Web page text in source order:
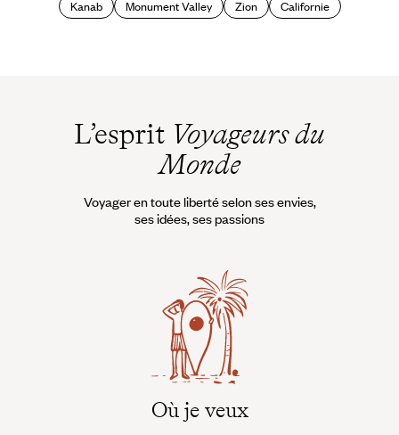
Kanab Monument Valley Zion Californie
L’esprit Voyageurs du
Monde
Voyager en toute liberté selon ses envies,
ses idées, ses passions
Où je veux